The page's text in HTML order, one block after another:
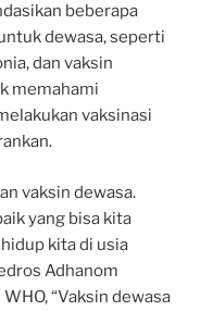
beberapa
dewasa, seperti
dan vaksin
memahami
vaksinasi
vaksin dewasa.
yang bisa kita
kita di usia
Adhanom
“Vaksin dewasa